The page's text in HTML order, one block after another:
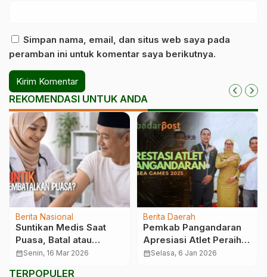
Simpan nama, email, dan situs web saya pada
peramban ini untuk komentar saya berikutnya.
REKOMENDASI UNTUK ANDA
Berita Nasional
Suntikan Medis Saat
Puasa, Batal atau
Tidak?
calendar_monthSenin, 16 Mar 2026
Berita Daerah
Pemkab Pangandaran
Apresiasi Atlet Peraih
Medali SEA Games
calendar_monthSelasa, 6 Jan 2026
TERPOPULER